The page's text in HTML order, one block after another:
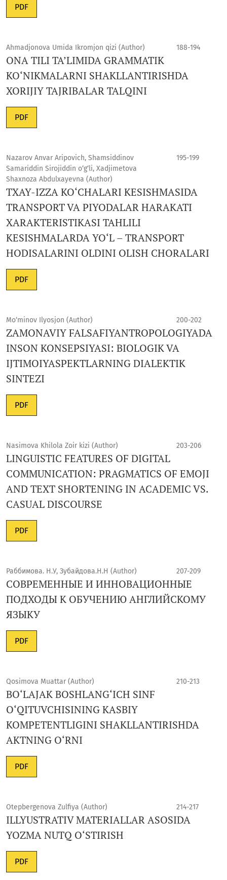
PDF
Ahmadjonova Umida Ikromjon qizi (Author) 188-194
ONA TILI TA’LIMIDA GRAMMATIK
KO‘NIKMALARNI SHAKLLANTIRISHDA
XORIJIY TAJRIBALAR TALQINI
PDF
Nazarov Anvar Aripovich, Shamsiddinov
Samariddin Sirojiddin o‘g‘li, Xadjimetova
Shaxnoza Abdulxayevna (Author)
195-199
TXAY-IZZA KO‘CHALARI KESISHMASIDA
TRANSPORT VA PIYODALAR HARAKATI
XARAKTERISTIKASI TAHLILI
KESISHMALARDA YO‘L – TRANSPORT
HODISALARINI OLDINI OLISH CHORALARI
PDF
Mo‘minov Ilyosjon (Author) 200-202
ZAMONAVIY FALSAFIYANTROPOLOGIYADA
INSON KONSEPSIYASI: BIOLOGIK VA
IJTIMOIYASPEKTLARNING DIALEKTIK
SINTEZI
PDF
Nasimova Khilola Zoir kizi (Author) 203-206
LINGUISTIC FEATURES OF DIGITAL
COMMUNICATION: PRAGMATICS OF EMOJI
AND TEXT SHORTENING IN ACADEMIC VS.
CASUAL DISCOURSE
PDF
Раббимова. Н.У, Зубайдова.Н.Н (Author) 207-209
СОВРЕМЕННЫЕ И ИННОВАЦИОННЫЕ
ПОДХОДЫ К ОБУЧЕНИЮ АНГЛИЙСКОМУ
ЯЗЫКУ
PDF
Qosimova Muattar (Author) 210-213
BO‘LAJAK BOSHLANG‘ICH SINF
O‘QITUVCHISINING KASBIY
KOMPETENTLIGINI SHAKLLANTIRISHDA
AKTNING O‘RNI
PDF
Otepbergenova Zulfiya (Author) 214-217
ILLYUSTRATIV MATERIALLAR ASOSIDA
YOZMA NUTQ O‘STIRISH
PDF